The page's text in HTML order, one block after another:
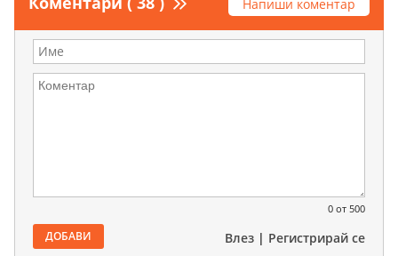
Напиши коментар
0 от 500
ДОБАВИ Влез | Регистрирай се